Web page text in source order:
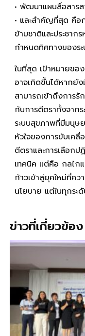
• พัฒนาแผนสื่อสาร
• และสำคัญที่สุด คือ
ข้ามชาติและประชาก
กำหนดทิศทางของร
ในที่สุด เป้าหมายขอ
อาจเกิดขึ้นได้หากยั
สามารถเข้าถึงการ
กับการตีตราทั้งจาก
ระบบสุขภาพที่มีมนุษ
หัวใจของการขับเค
ตีตราและการเลือก
เทคนิค แต่คือ กลไกแ
ก้าวเข้าสู่ยุคใหม่ที่คว
นโยบาย แต่ในทุกระ
ข่าวที่เกี่ยวข้อง